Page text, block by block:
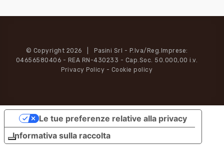
© Copyright 2026 | Pasini Srl - P.Iva/Reg.Imprese:
04656580406 - REA RN-430233 - Cap.Soc. 50.000,00 i.v.
Privacy Policy - Cookie policy
Informativa sulla raccolta
Le tue preferenze relative alla privacy